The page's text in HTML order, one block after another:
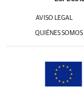
AVISO LEGAL
QUIÉNES SOMOS